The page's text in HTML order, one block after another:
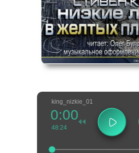
king_nizkie_01
0:00
48:24